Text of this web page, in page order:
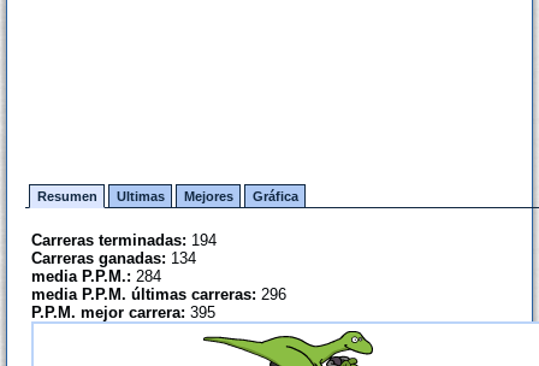
Resumen Ultimas Mejores Gráfica
Carreras terminadas: 194
Carreras ganadas: 134
media P.P.M.: 284
media P.P.M. últimas carreras: 296
P.P.M. mejor carrera: 395